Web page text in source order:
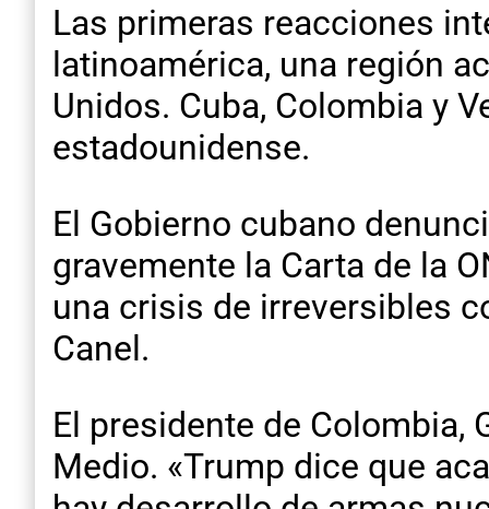
Las primeras reacciones
latinoamérica, una región
Unidos. Cuba, Colombia y
estadounidense.
El Gobierno cubano
gravemente la Carta de la
una crisis de irreversibles
Canel.
El presidente de Colombia,
Medio. «Trump dice que